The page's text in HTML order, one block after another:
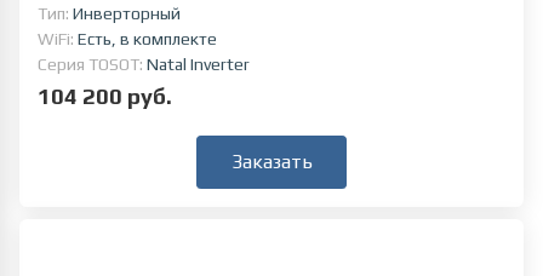
Тип: Инверторный
WiFi: Есть, в комплекте
Серия TOSOT: Natal Inverter
104 200 руб.
Заказать